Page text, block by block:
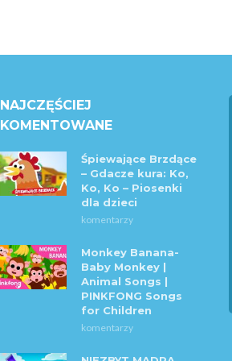
NAJCZĘŚCIEJ
KOMENTOWANE
Śpiewające Brzdące
– Gdacze kura: Ko,
Ko, Ko – Piosenki
dla dzieci
komentarzy
Monkey Banana-
Baby Monkey |
Animal Songs |
PINKFONG Songs
for Children
komentarzy